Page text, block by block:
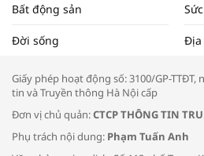
Tọa đàm
Bất động sản
Đời sống Địa
Giấy phép hoạt động số: 3100/GP-TTĐT,
tin và Truyền thông Hà Nội cấp
Đơn vị chủ quản:CTCP THÔNG TIN
Phụ trách nội dung: Phạm Tuấn Anh